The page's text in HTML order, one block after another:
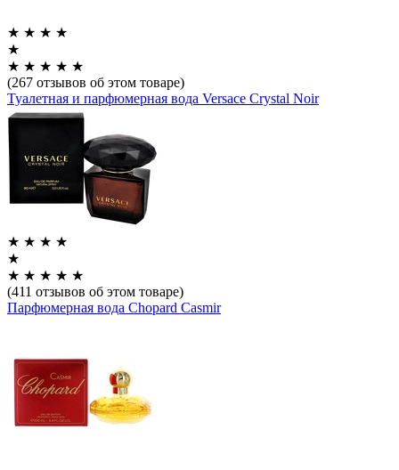
★ ★ ★ ★
★
★ ★ ★ ★ ★
(267 отзывов об этом товаре)
Туалетная и парфюмерная вода Versace Crystal Noir
★ ★ ★ ★
★
★ ★ ★ ★ ★
(411 отзывов об этом товаре)
Парфюмерная вода Chopard Casmir